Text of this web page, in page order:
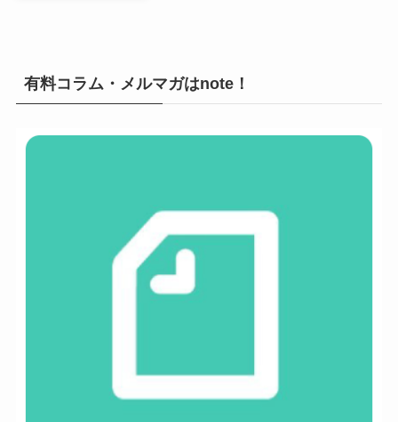
有料コラム・メルマガはnote！